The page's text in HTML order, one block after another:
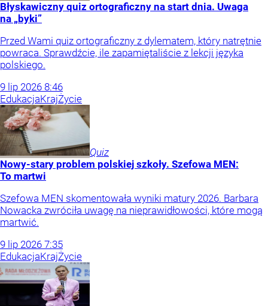
Błyskawiczny quiz ortograficzny na start dnia. Uwaga
na „byki”
Przed Wami quiz ortograficzny z dylematem, który natrętnie
powraca. Sprawdźcie, ile zapamiętaliście z lekcji języka
polskiego.
9 lip 2026 8:46
EdukacjaKrajŻycie
Quiz
Nowy-stary problem polskiej szkoły. Szefowa MEN:
To martwi
Szefowa MEN skomentowała wyniki matury 2026. Barbara
Nowacka zwróciła uwagę na nieprawidłowości, które mogą
martwić.
9 lip 2026 7:35
EdukacjaKrajŻycie